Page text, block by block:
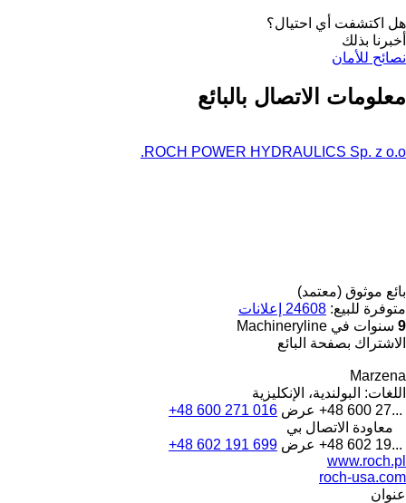
هل اكتشفت أي احتيال؟
أخبرنا بذلك
نصائح للأمان
معلومات الاتصال بالبائع
ROCH POWER HYDRAULICS Sp. z o.o.
بائع موثوق (معتمد)
متوفرة للبيع: 24608 إعلانات
9 سنوات في Machineryline
الاشتراك بصفحة البائع
Marzena
اللغات: البولندية، الإنكليزية
+48 600 27... عرض +48 600 271 016
معاودة الاتصال بي
+48 602 19... عرض +48 602 191 699
www.roch.pl
roch-usa.com
عنوان